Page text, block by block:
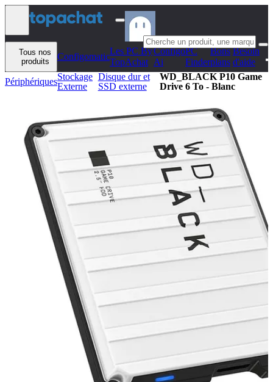
Aller au contenu
Tous nos
produits
Configomatic
Les PC By
TopAchat
Configo
Ai
PC
Finder
Bons
plans
Besoin
d'aide
PériphériquesStockage
Externe
Disque dur et
SSD externe
WD_BLACK P10 Game
Drive 6 To - Blanc